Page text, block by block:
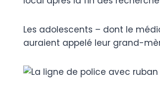
Les adolescents – dont le
auraient appelé leur grand-